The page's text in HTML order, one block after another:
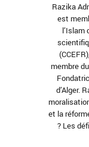
Razika
est
l’Islam
membre
d’Alger.
et la
? Les